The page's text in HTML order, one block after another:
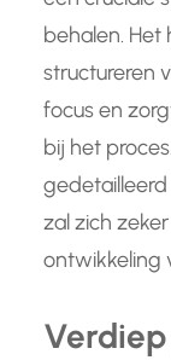
behalen. Het
structureren
focus en
bij het
zal zich
ontwikkeling